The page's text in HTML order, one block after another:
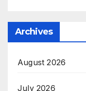
Archives
August 2026
July 2026